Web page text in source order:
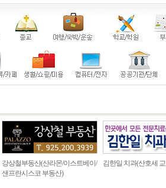
강상철부동산(산라몬/이스트베이/
샌프란시스코 부동산)
김한일 치과(산호세